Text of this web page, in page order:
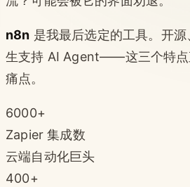
n8n 是我最后选定的工具。开
生支持 AI Agent——这三个特点
痛点。
6000+
Zapier 集成数
云端自动化巨头
400+